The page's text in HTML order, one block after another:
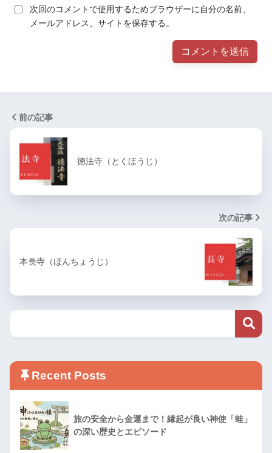
次回のコメントで使用するためブラウザーに自分の名前、
メールアドレス、サイトを保存する。
前の記事
徳法寺（とくほうじ）
次の記事
本長寺（ほんちょうじ）
Recent Posts
旅の安全から金運まで！縁起が良い神使「蛙」
の深い歴史とエピソード